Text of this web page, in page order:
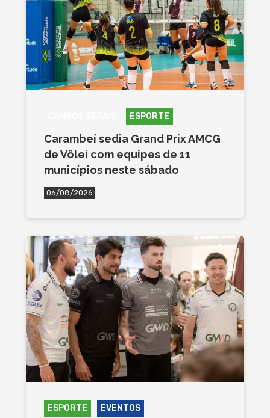
ESPORTE
Carambeí sedia Grand Prix AMCG
de Vôlei com equipes de 11
municípios neste sábado
06/08/2026
ESPORTE EVENTOS